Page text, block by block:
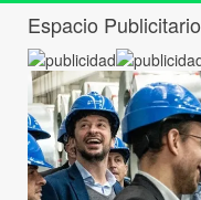
Espacio Publicitario